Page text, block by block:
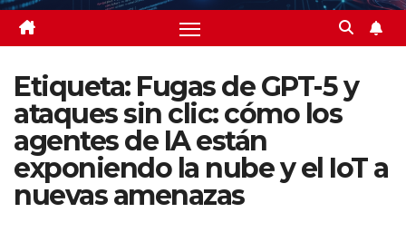
Etiqueta: Fugas de GPT-5 y
ataques sin clic: cómo los
agentes de IA están
exponiendo la nube y el IoT a
nuevas amenazas